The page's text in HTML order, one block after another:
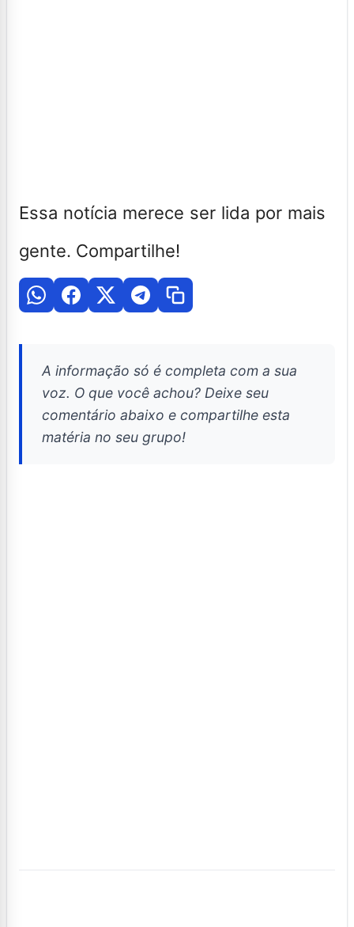
Essa notícia merece ser lida por mais
gente. Compartilhe!
A informação só é completa com a sua
voz. O que você achou? Deixe seu
comentário abaixo e compartilhe esta
matéria no seu grupo!